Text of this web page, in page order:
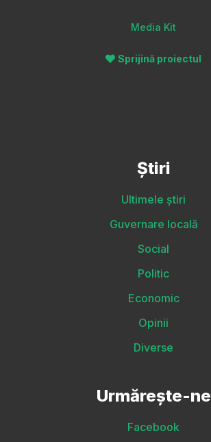
Media Kit
Sprijină proiectul
Știri
Ultimele știri
Guvernare locală
Social
Politic
Economic
Opinii
Diverse
Urmărește-ne
Facebook